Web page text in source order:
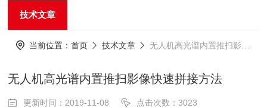
技术文章
当前位置：首页 技术文章 无人机高光谱内置推扫影像快速拼接方法
无人机高光谱内置推扫影像快速拼接方法
更新时间：2019-11-08 点击次数：3023